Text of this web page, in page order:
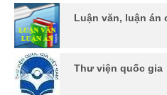
Luận văn, luận án
Thư viện quốc gia